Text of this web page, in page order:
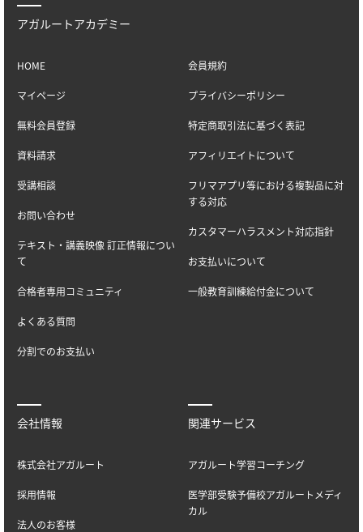
アガルートアカデミー
HOME
マイページ
無料会員登録
資料請求
受講相談
お問い合わせ
テキスト・講義映像 訂正情報につい
て
合格者専用コミュニティ
よくある質問
分割でのお支払い
会員規約
プライバシーポリシー
特定商取引法に基づく表記
アフィリエイトについて
フリマアプリ等における複製品に対
する対応
カスタマーハラスメント対応指針
お支払いについて
一般教育訓練給付金について
会社情報
株式会社アガルート
採用情報
法人のお客様
関連サービス
アガルート学習コーチング
医学部受験予備校アガルートメディ
カル